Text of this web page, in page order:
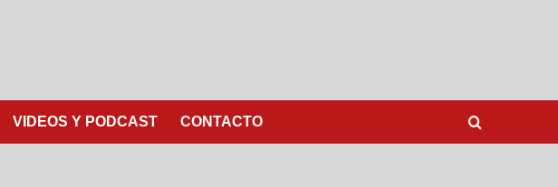
VIDEOS Y PODCAST CONTACTO